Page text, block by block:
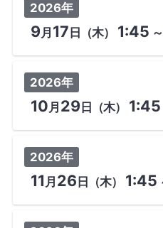
2026年
9月 17 日 （木） 1:45 ～
2026年
10月 29 日 （木） 1:45
2026年
11 月 26 日 （木） 1:45